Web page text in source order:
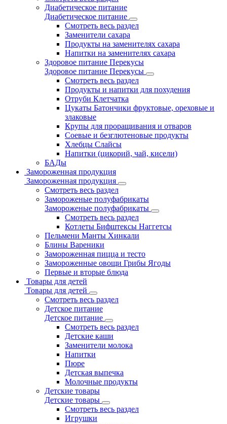
Диабетическое питание
Диабетическое питание
Смотреть весь раздел
Заменители сахара
Продукты на заменителях сахара
Напитки на заменителях сахара
Здоровое питание Перекусы
Здоровое питание Перекусы
Смотреть весь раздел
Продукты и напитки для похудения
Отруби Клетчатка
Цукаты Батончики фруктовые, ореховые и
злаковые
Крупы для проращивания и отваров
Соевые и безглютеновые продукты
Хлебцы Слайсы
Напитки (цикорий, чай, кисели)
БАДы
Замороженная продукция
Замороженная продукция
Смотреть весь раздел
Замороженые полуфабрикаты
Замороженые полуфабрикаты
Смотреть весь раздел
Котлеты Бифштексы Наггетсы
Пельмени Манты Хинкали
Блины Вареники
Замороженная пицца и тесто
Замороженные овощи Грибы Ягоды
Первые и вторые блюда
Товары для детей
Товары для детей
Смотреть весь раздел
Детское питание
Детское питание
Смотреть весь раздел
Детские каши
Заменители молока
Напитки
Пюре
Детская выпечка
Молочные продукты
Детские товары
Детские товары
Смотреть весь раздел
Игрушки